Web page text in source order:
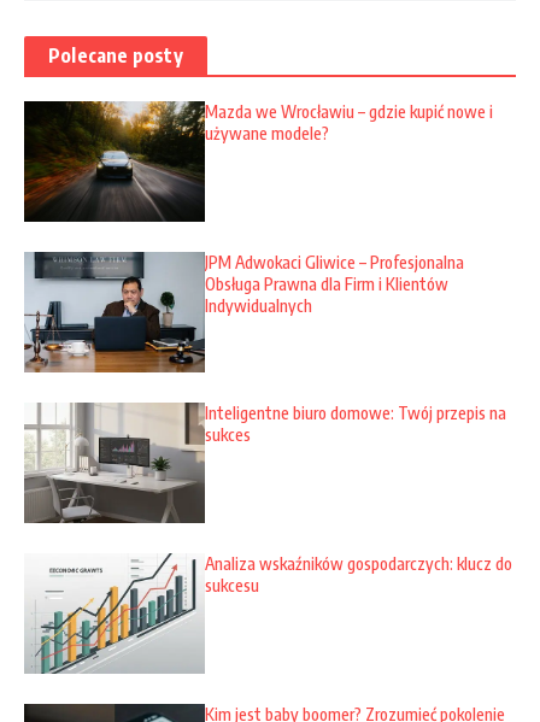
Polecane posty
Mazda we Wrocławiu – gdzie kupić nowe i
używane modele?
JPM Adwokaci Gliwice – Profesjonalna
Obsługa Prawna dla Firm i Klientów
Indywidualnych
Inteligentne biuro domowe: Twój przepis na
sukces
Analiza wskaźników gospodarczych: klucz do
sukcesu
Kim jest baby boomer? Zrozumieć pokolenie